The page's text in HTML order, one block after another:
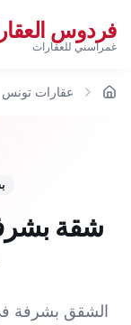
فردوس
غمراسني للعقارات
الرئيسية عقارات تونس